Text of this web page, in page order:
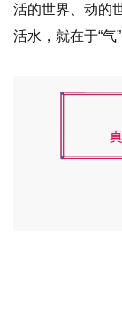
活的世界、动的
活水，就在于“气”